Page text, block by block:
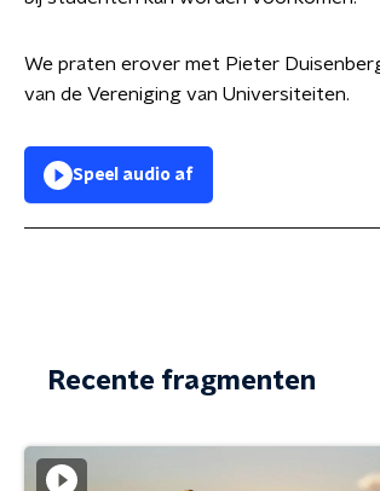
We praten erover met Pieter
van de Vereniging van Universiteiten.
Speel audio af
Recente fragmenten